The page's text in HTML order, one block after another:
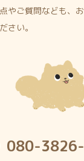
やご質問なども、
さい。
080-